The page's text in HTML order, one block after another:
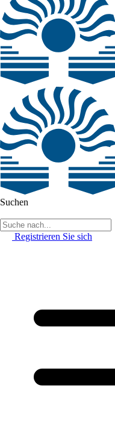
Suchen
Registrieren Sie sich